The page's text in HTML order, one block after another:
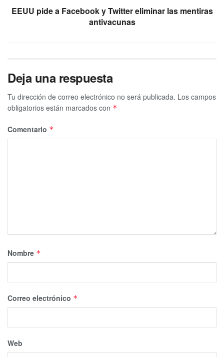
EEUU pide a Facebook y Twitter eliminar las mentiras
antivacunas
Deja una respuesta
Tu dirección de correo electrónico no será publicada. Los campos
obligatorios están marcados con *
Comentario *
Nombre *
Correo electrónico *
Web